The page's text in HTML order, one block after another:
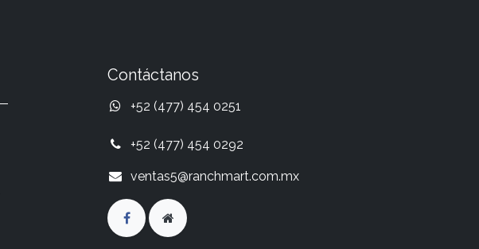
Contáctanos
+52 (477) 454 0251
+52 (477) 454 0292
ventas5@ranchmart.com.mx